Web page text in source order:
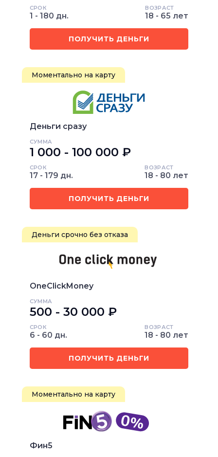
СРОК
1 - 180 дн.
ВОЗРАСТ
18 - 65 лет
ПОЛУЧИТЬ ДЕНЬГИ
Моментально на карту
Деньги сразу
СУММА
1 000 - 100 000 ₽
СРОК
17 - 179 дн.
ВОЗРАСТ
18 - 80 лет
ПОЛУЧИТЬ ДЕНЬГИ
Деньги срочно без отказа
OneClickMoney
СУММА
500 - 30 000 ₽
СРОК
6 - 60 дн.
ВОЗРАСТ
18 - 80 лет
ПОЛУЧИТЬ ДЕНЬГИ
Моментально на карту
Фин5